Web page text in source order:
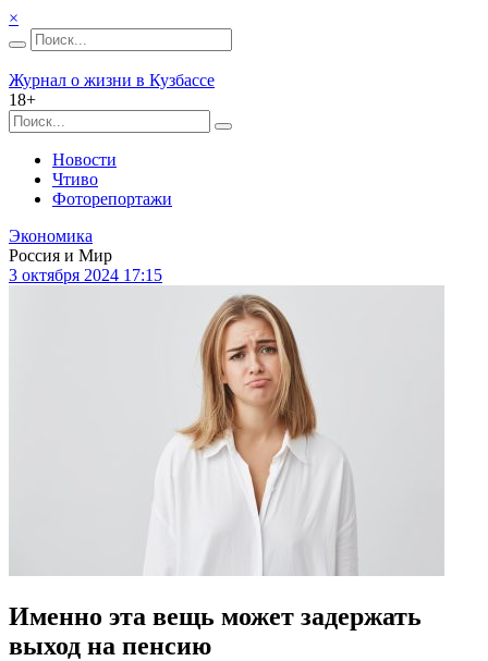
×
Журнал о жизни в Кузбассе
18+
Новости
Чтиво
Фоторепортажи
Экономика
Россия и Мир
3 октября 2024 17:15
Именно эта вещь может задержать
выход на пенсию